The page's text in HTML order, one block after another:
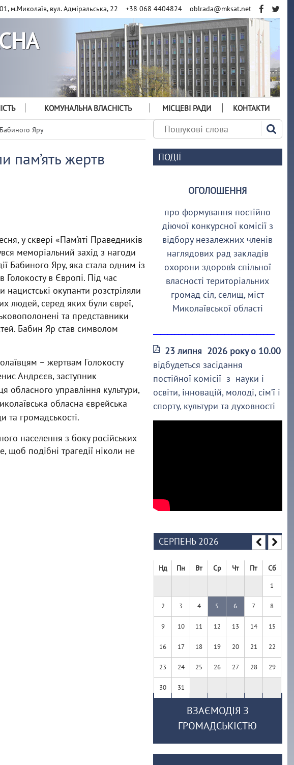
м.Миколаїв, вул. Адміральська, 22 +38 068 4404824 oblrada@mksat.net
КОМУНАЛЬНА ВЛАСНІСТЬ МІСЦЕВІ РАДИ КОНТАКТИ
Яру
пам’ять жертв
у сквері «Пам’яті Праведників
меморіальний захід з нагоди
Бабиного Яру, яка стала одним із
Голокосту в Європі. Під час
нацистські окупанти розстріляли
людей, серед яких були євреї,
та представники
Бабин Яр став символом
– жертвам Голокосту
Андрєєв, заступник
обласного управління культури,
обласна єврейська
та громадськості.
населення з боку російських
подібні трагедії ніколи не
ПОДІЇ
ОГОЛОШЕННЯ
про формування постійно
діючої конкурсної комісії з
відбору незалежних членів
наглядових рад закладів
охорони здоров’я спільної
власності територіальних
громад сіл, селищ, міст
Миколаївської області
23 липня 2026 року о 10.00
відбудеться засідання
постійної комісії з науки і
освіти, інновацій, молоді, сім’ї і
спорту, культури та духовності
СЕРПЕНЬ 2026
Нд Пн Вт Ср Чт Пт Сб
1
2 3 4 5 6 7 8
9 10 11 12 13 14 15
16 17 18 19 20 21 22
23 24 25 26 27 28 29
30 31
ВЗАЄМОДІЯ З
ГРОМАДСЬКІСТЮ